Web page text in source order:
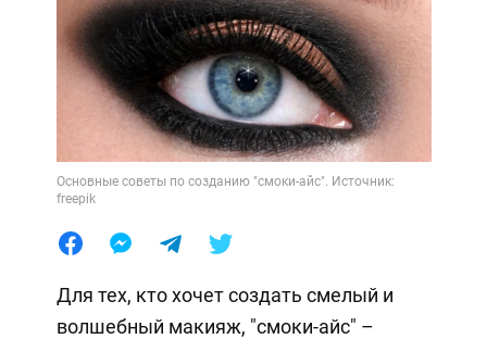
Жизнь
Основные советы по созданию "смоки-айс". Источник:
freepik
Для тех, кто хочет создать смелый и
волшебный макияж, "смоки-айс" –